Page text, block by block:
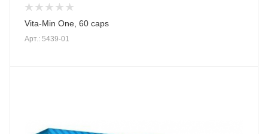
Vita-Min One, 60 caps
Арт.: 5439-01